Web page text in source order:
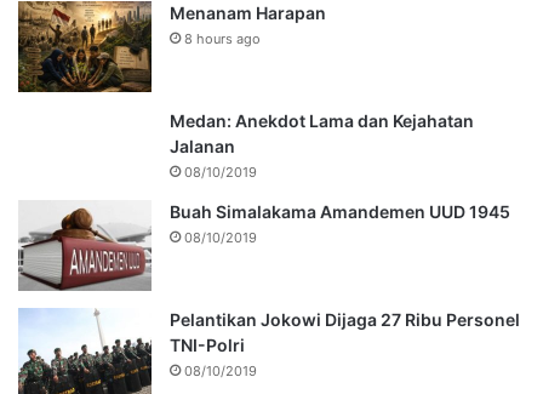
Menanam Harapan
8 hours ago
Medan: Anekdot Lama dan Kejahatan
Jalanan
08/10/2019
Buah Simalakama Amandemen UUD 1945
08/10/2019
Pelantikan Jokowi Dijaga 27 Ribu Personel
TNI-Polri
08/10/2019